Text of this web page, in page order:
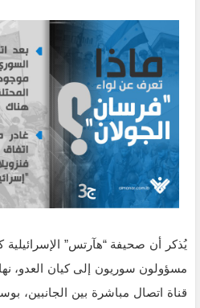
يُذكر أن صحيفة “هآرتس”
مسؤولون سوريون إلى كيان العدو،
قناة اتصال مباشرة بين الجانبين،